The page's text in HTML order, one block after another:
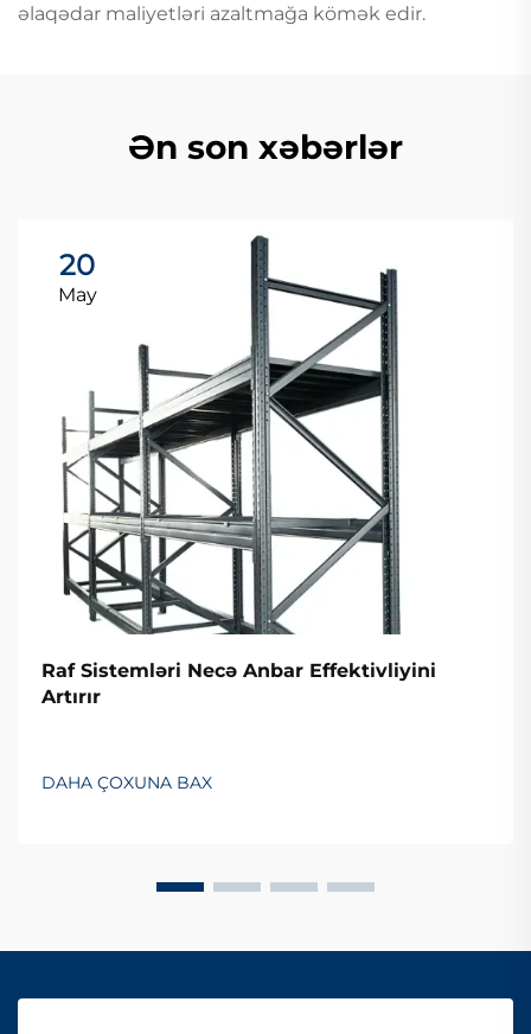
əlaqədar maliyetləri azaltmağa kömək edir.
Ən son xəbərlər
20
May
Raf Sistemləri Necə Anbar Effektivliyini
Artırır
DAHA ÇOXUNA BAX